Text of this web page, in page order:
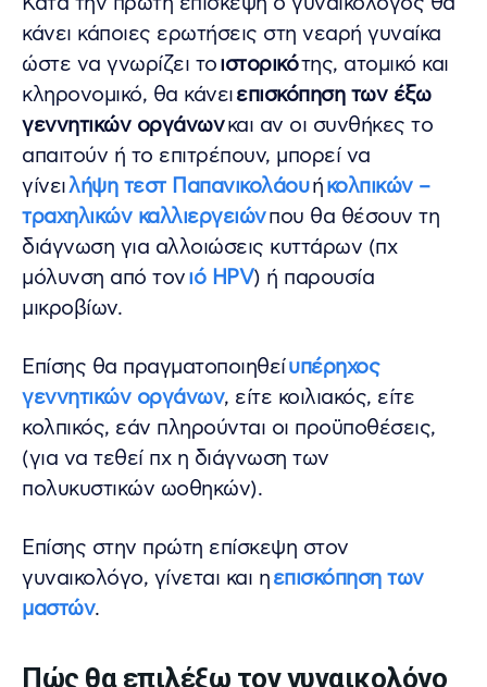
κάνει κάποιες ερωτήσεις στη νεαρή γυναίκα
ώστε να γνωρίζει τοιστορικότης, ατομικό και
κληρονομικό, θα κάνειεπισκόπηση των έξω
γεννητικών οργάνωνκαι αν οι συνθήκες το
απαιτούν ή το επιτρέπουν, μπορεί να
γίνειλήψη τεστ Παπανικολάουήκολπικών –
τραχηλικών καλλιεργειώνπου θα θέσουν τη
διάγνωση για αλλοιώσεις κυττάρων (πχ
μόλυνση από τονιό HPV) ή παρουσία
μικροβίων.
Επίσης θα πραγματοποιηθείυπέρηχος
γεννητικών οργάνων, είτε κοιλιακός, είτε
κολπικός, εάν πληρούνται οι προϋποθέσεις,
(για να τεθεί πχ η διάγνωση των
πολυκυστικών ωοθηκών).
Επίσης στην πρώτη επίσκεψη στον
γυναικολόγο, γίνεται και ηεπισκόπηση των
μαστών.
Πώς θα επιλέξω τον γυναικολόγο